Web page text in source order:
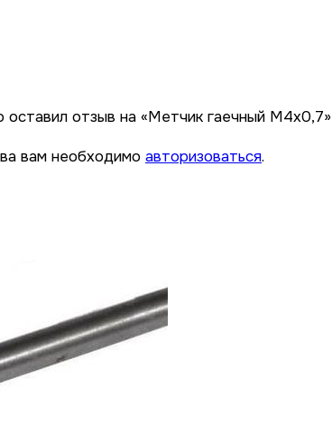
оставил отзыв на «Метчик гаечный М4х0,7»
вам необходимо авторизоваться.